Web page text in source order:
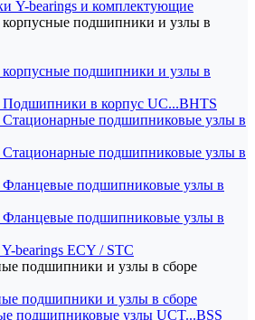
Y-bearings и комплектующие
подшипники и узлы в
подшипники и узлы в
Подшипники в корпус UC...BHTS
подшипниковые узлы в
подшипниковые узлы в
Фланцевые подшипниковые узлы в
Фланцевые подшипниковые узлы в
bearings ECY / STC
подшипники и узлы в сборе
подшипники и узлы в сборе
подшипниковые узлы UCT...BSS